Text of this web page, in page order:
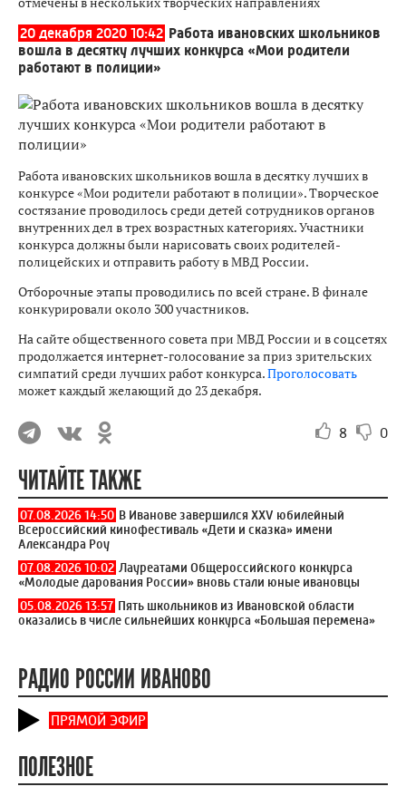
20 декабря 2020 10:42 Работа ивановских школьников
вошла в десятку лучших конкурса «Мои родители
работают в полиции»
Работа ивановских школьников вошла в десятку лучших в
конкурсе «Мои родители работают в полиции». Творческое
состязание проводилось среди детей сотрудников органов
внутренних дел в трех возрастных категориях. Участники
конкурса должны были нарисовать своих родителей-
полицейских и отправить работу в МВД России.
Отборочные этапы проводились по всей стране. В финале
конкурировали около 300 участников.
На сайте общественного совета при МВД России и в соцсетях
продолжается интернет-голосование за приз зрительских
симпатий среди лучших работ конкурса.Проголосовать
может каждый желающий до 23 декабря.
8 0
ЧИТАЙТЕ ТАКЖЕ
07.08.2026 14:50 В Иванове завершился XXV юбилейный
Всероссийский кинофестиваль «Дети и сказка» имени
Александра Роу
07.08.2026 10:02 Лауреатами Общероссийского конкурса
«Молодые дарования России» вновь стали юные ивановцы
05.08.2026 13:57 Пять школьников из Ивановской области
оказались в числе сильнейших конкурса «Большая перемена»
РАДИО РОССИИ ИВАНОВО
ПРЯМОЙ ЭФИР
ПОЛЕЗНОЕ